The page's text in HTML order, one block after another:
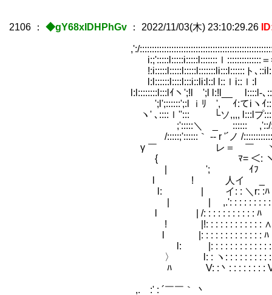
2106 ： ◆gY68xIDHPhGv ： 2022/11/03(木) 23:10:29.26
,':/
i:;':::::l:::::i:::::l:::::::ｌ::::::::::::::＝
!:i:::::l:::::l:::::l:::::::li:::l::::::ト､
l:l::::::l::::l:::i::li:l::l l::ｌi::ｌ:l
l:l::::::::l:::lｲヽ';!l ';l l:!l__ l::::l-､::::::l
';l';::::::';:l ｉﾘ ', ｲ:てiヽｲ:::ｌ
ヽ' ､::::ｌ''::: └ソ,,,, l:::lプ:::::::::l
;':::::＼ _ :::::: ,'::/
/:::::;'::::::｀ ‐- r '´ノ /:::::::::::::::::l も
γ ￣ レ＝ ￣
{ ﾏ= ＜: ヽ
| '; ｲﾌ `
l ! 人イ _ v.
l: | イ: : ＼r: :ﾊ
| | ,.': : : : : : : : :∧ ,. ! やら「
l | /: : : : : : : : : : : ﾊ
! |!: : : : : : : : : : : : ∧ 丶; や
l |: : : : : : : : : : : : :
l: |: : : : : : : : : : : : :
〉 l: : ヽ: : : : : : : : : :
ﾊ V: :丶: : : : : : : :
,. :' : ´￣￣｀ 丶